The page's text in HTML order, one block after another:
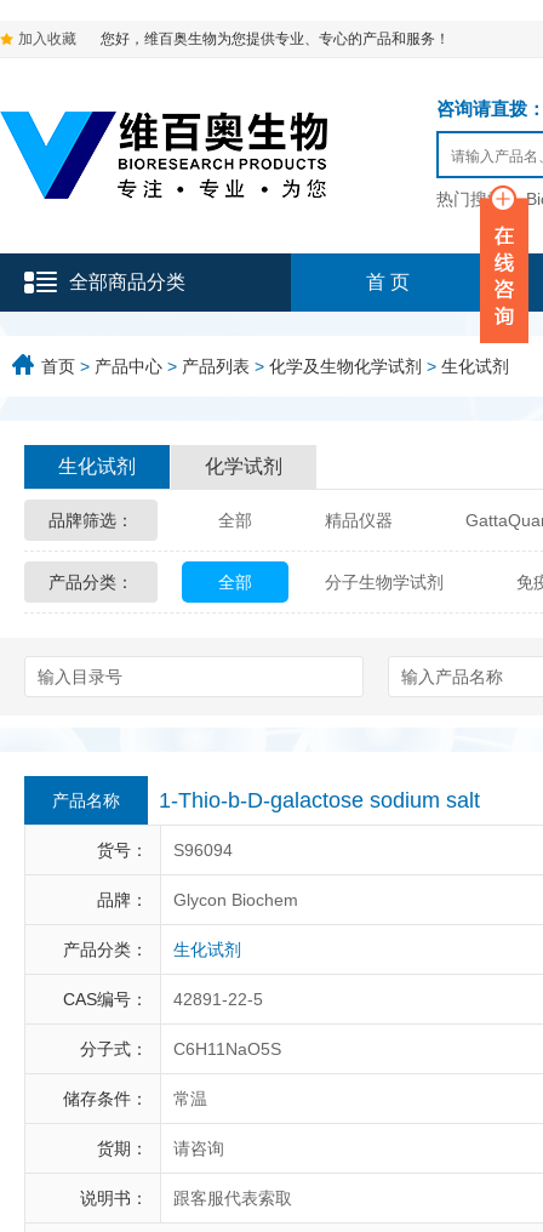
加入收藏 您好，维百奥生物为您提供专业、专心的产品和服务！
咨询请直拨
热门搜索：
全部商品分类 首 页
首页 > 产品中心 > 产品列表 > 化学及生物化学试剂 > 生化试剂
生化试剂 化学试剂
品牌筛选： 全部 精品仪器
Glycon Biochem Sterlitech
Berry & Associates
LGC Maine Standards
Abbexa AbD Serotec
产品分类： 全部 分子生物学试剂 免
产品名称 1-Thio-b-D-galactose sodium salt
货号： S96094
品牌： Glycon Biochem
产品分类： 生化试剂
CAS编号： 42891-22-5
分子式： C6H11NaO5S
储存条件： 常温
货期： 请咨询
说明书： 跟客服代表索取